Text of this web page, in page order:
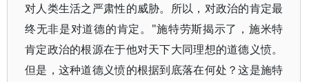
对人类生活之严肃性的威胁。所以，对政治的肯定最
终无非是对道德的肯定。"施特劳斯揭示了，施米特
肯定政治的根源在于他对天下大同理想的道德义愤。
但是，这种道德义愤的根据到底落在何处？这是施特